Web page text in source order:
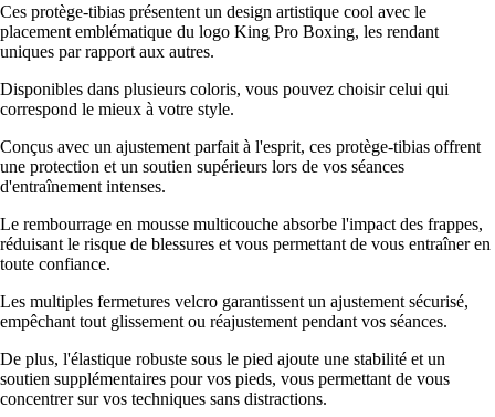
Ces protège-tibias présentent un design artistique cool avec le
placement emblématique du logo King Pro Boxing, les rendant
uniques par rapport aux autres.
Disponibles dans plusieurs coloris, vous pouvez choisir celui qui
correspond le mieux à votre style.
Conçus avec un ajustement parfait à l'esprit, ces protège-tibias offrent
une protection et un soutien supérieurs lors de vos séances
d'entraînement intenses.
Le rembourrage en mousse multicouche absorbe l'impact des frappes,
réduisant le risque de blessures et vous permettant de vous entraîner en
toute confiance.
Les multiples fermetures velcro garantissent un ajustement sécurisé,
empêchant tout glissement ou réajustement pendant vos séances.
De plus, l'élastique robuste sous le pied ajoute une stabilité et un
soutien supplémentaires pour vos pieds, vous permettant de vous
concentrer sur vos techniques sans distractions.